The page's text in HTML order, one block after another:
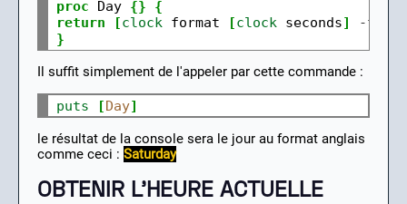
proc Day {}
{
return
[clock format [clock seconds] -
}
Il suffit simplement de l'appeler par cette commande :
puts [Day]
le résultat de la console sera le jour au format anglais
comme ceci : Saturday
OBTENIR L'HEURE ACTUELLE